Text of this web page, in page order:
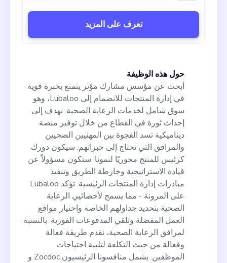
حول هذه الوظيفة
أبحث عن مؤسس مشارك مؤثر يتمتع بخبرة قوية
في إدارة المنتجات للانضمام إلى Lubaloo، وهو
سوق شامل لخدمات الرعاية الصحية. نهدف إلى
إحداث ثورة في القطاع من خلال توفير منصة
ديناميكية تسد الفجوة بين المهنيين الصحيين
والمرافق التي تحتاج إلى خبراتهم. سيكون دورك
كرئيس للمنتج محوريًا لنمونا. ستكون مسؤولاً عن
قيادة الاستراتيجية وخارطة الطريق وتنفيذ
مبادرات إدارة المنتجات الرئيسية. تؤكد Lubaloo
على المرونة - مما يسمح لأخصائيي الرعاية
الصحية بتحديد جداولهم الخاصة واختيار مواقع
العمل المفضلة وتلقي المدفوعات الفورية. بالنسبة
لمرافق الرعاية الصحية، نقدم طريقة فعالة
وفعالة من حيث التكلفة لتلبية احتياجات
الموظفين. يشمل منافسونا الرئيسيون Zocdoc و
تعرف على المزيد